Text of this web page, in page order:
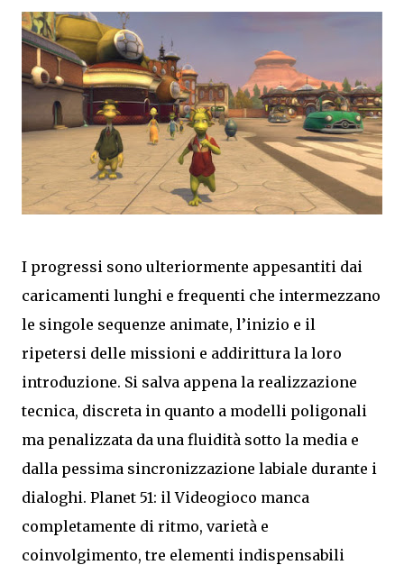
I progressi sono ulteriormente appesantiti dai
caricamenti lunghi e frequenti che intermezzano
le singole sequenze animate, l’inizio e il
ripetersi delle missioni e addirittura la loro
introduzione. Si salva appena la realizzazione
tecnica, discreta in quanto a modelli poligonali
ma penalizzata da una fluidità sotto la media e
dalla pessima sincronizzazione labiale durante i
dialoghi. Planet 51: il Videogioco manca
completamente di ritmo, varietà e
coinvolgimento, tre elementi indispensabili